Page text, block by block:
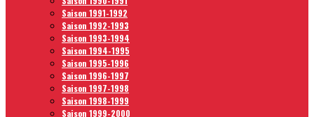
Saison 1991-1992
Saison 1992-1993
Saison 1993-1994
Saison 1994-1995
Saison 1995-1996
Saison 1996-1997
Saison 1997-1998
Saison 1998-1999
Saison 1999-2000